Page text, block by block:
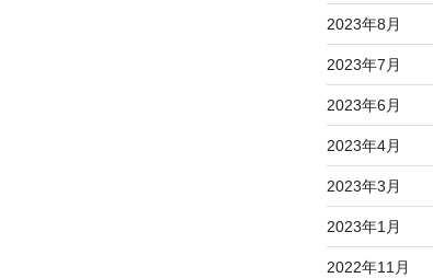
2023年8月
2023年7月
2023年6月
2023年4月
2023年3月
2023年1月
2022年11月